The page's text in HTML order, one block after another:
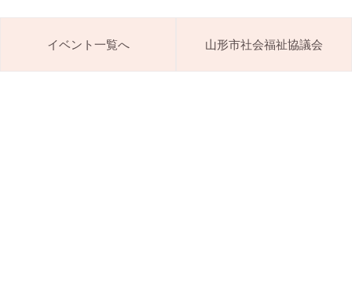
イベント一覧へ 山形市社会福祉協議会